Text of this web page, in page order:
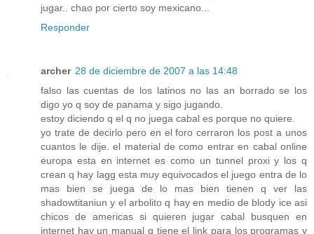
jugar.. chao por cierto soy mexicano...
Responder
archer 28 de diciembre de 2007 a las 14:48
falso las cuentas de los latinos no las an borrado se los
digo yo q soy de panama y sigo jugando.
estoy diciendo q el q no juega cabal es porque no quiere.
yo trate de decirlo pero en el foro cerraron los post a unos
cuantos le dije. el material de como entrar en cabal online
europa esta en internet es como un tunnel proxi y los q
crean q hay lagg esta muy equivocados el juego entra de lo
mas bien se juega de lo mas bien tienen q ver las
shadowtitaniun y el arbolito q hay en medio de blody ice asi
chicos de americas si quieren jugar cabal busquen en
internet hay un manual q tiene el link para los programas y